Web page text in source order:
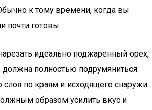
к тому времени, когда вы
почти готовы.
идеально поджаренный орех,
должна полностью подрумяниться.
слоя по краям и исходящего снаружи
образом усилить вкус и